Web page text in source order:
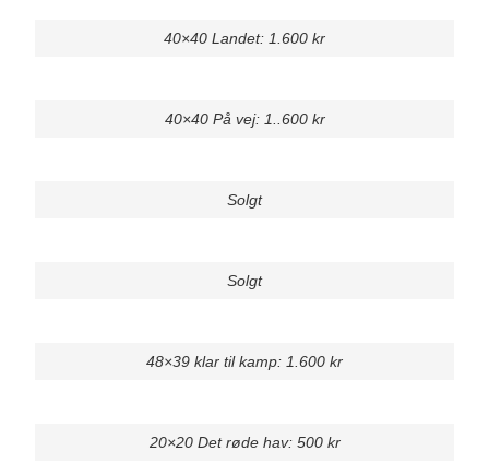
40×40 Landet: 1.600 kr
40×40 På vej: 1..600 kr
Solgt
Solgt
48×39 klar til kamp: 1.600 kr
20×20 Det røde hav: 500 kr